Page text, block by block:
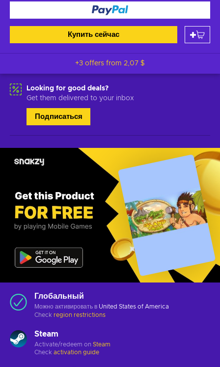
Купить сейчас
+3 offers from 2,07 $
Looking for good deals?
Get them delivered to your inbox
Подписаться
Глобальный
Можно активировать в United States of America
Check region restrictions
Steam
Activate/redeem on Steam
Check activation guide